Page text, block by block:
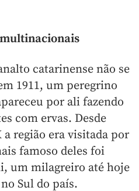
catarinense não se
1911, um peregrino
por ali fazendo
com ervas. Desde
a região era visitada por
famoso deles foi
um milagreiro até hoje
Sul do país.